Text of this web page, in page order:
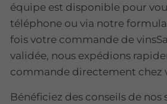
équipe est disponible pour
téléphone ou via notre
fois votre commande de
validée, nous expédions
commande directement chez
Bénéficiez des conseils de nos